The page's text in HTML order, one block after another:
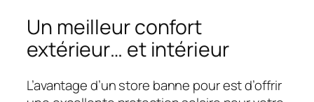
Un meilleur confort
extérieur… et intérieur
L’avantage d’un store banne pour est d’offrir